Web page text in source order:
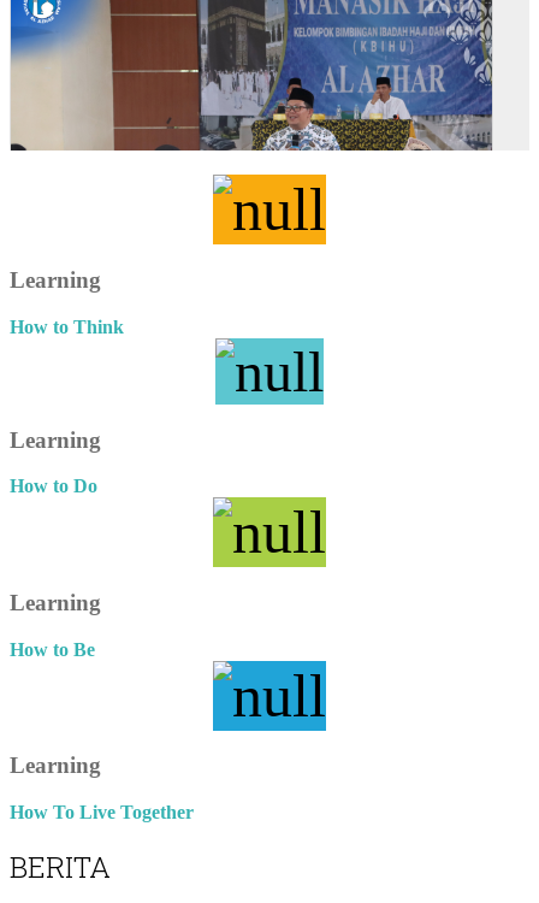
Learning
How to Think
Learning
How to Do
Learning
How to Be
Learning
How To Live Together
BERITA